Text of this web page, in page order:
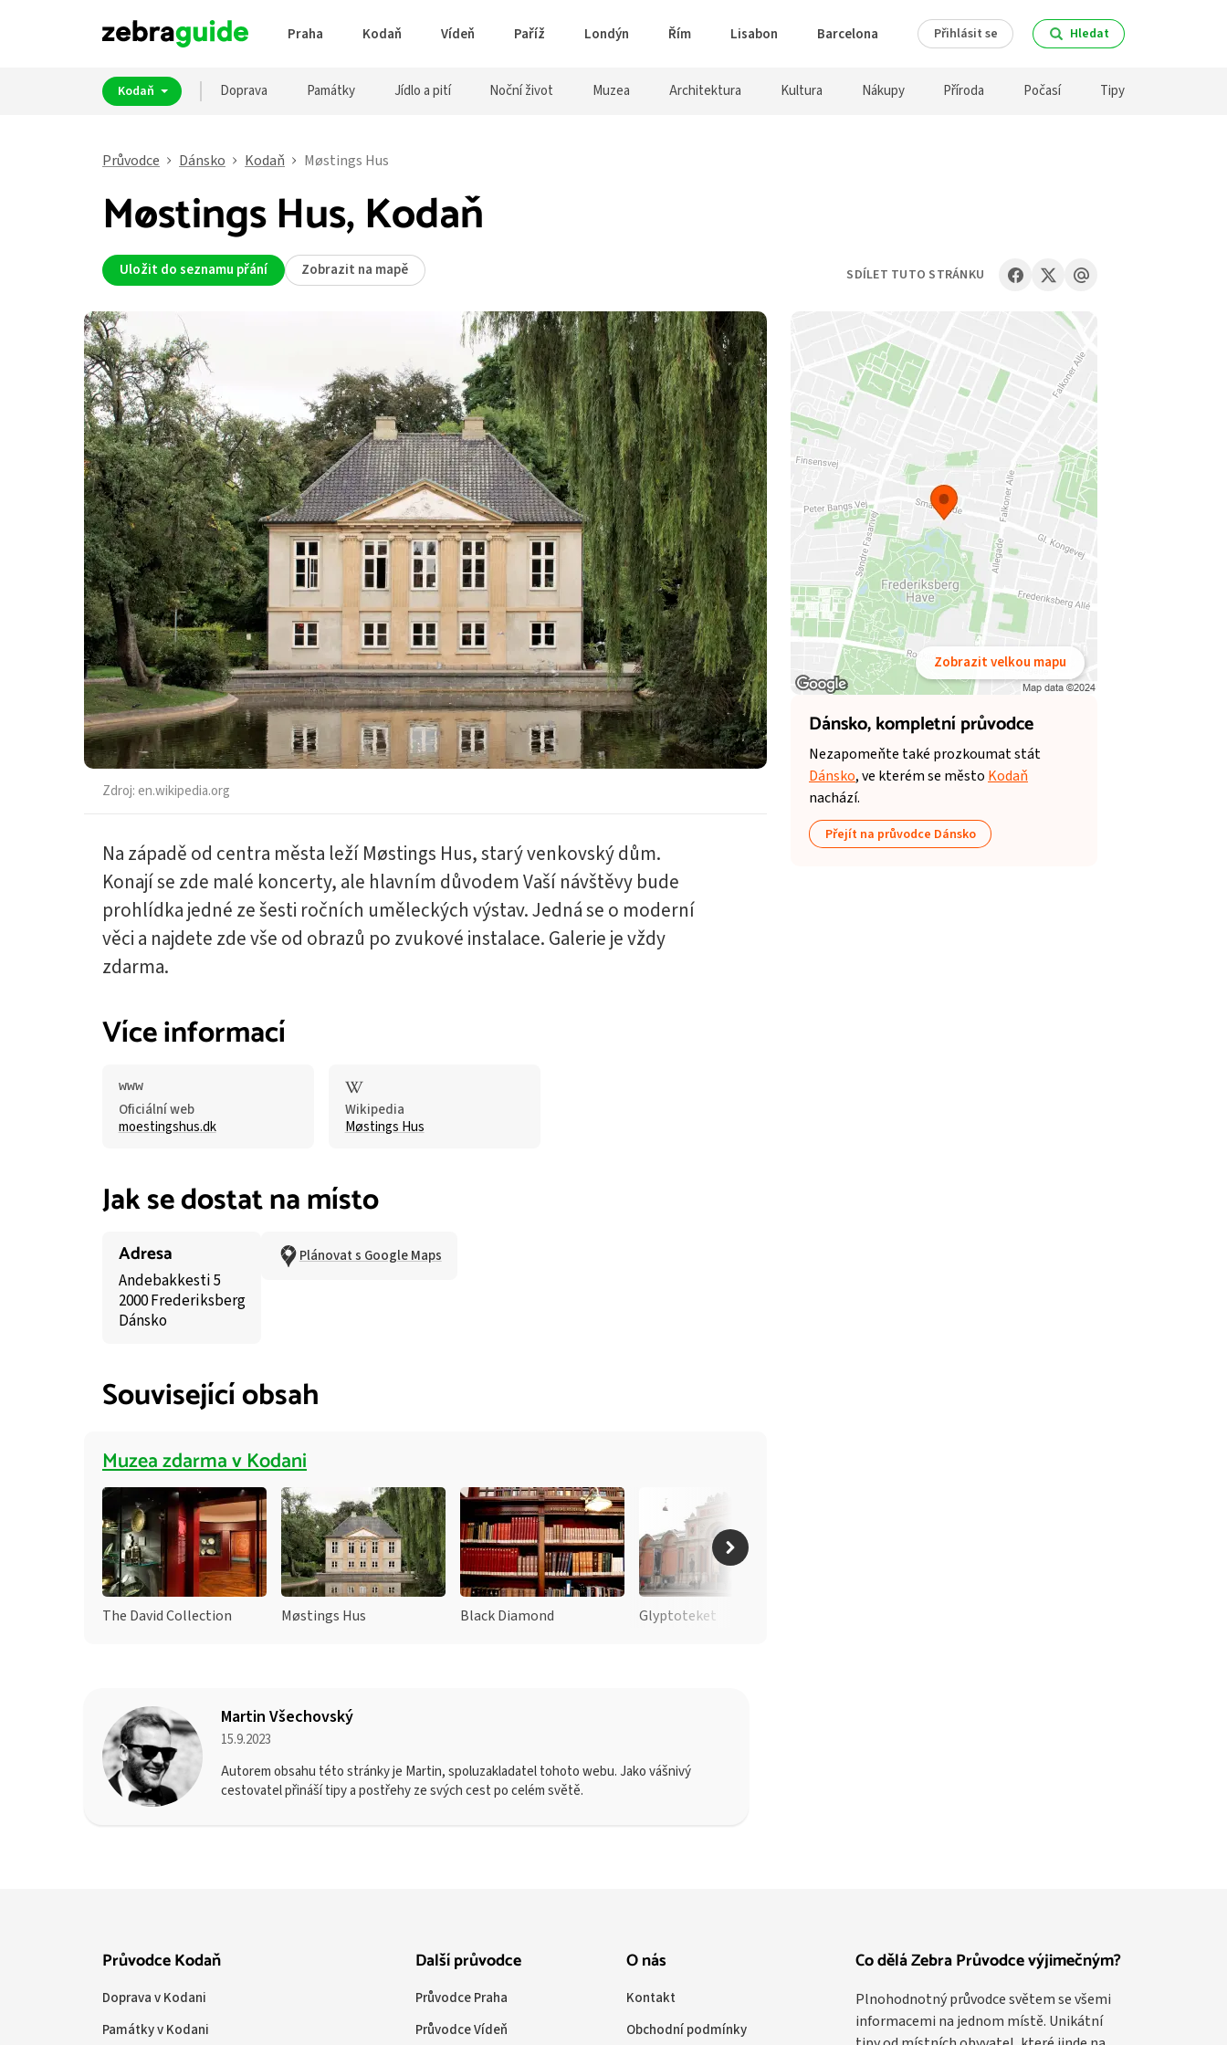
Praha Kodaň Vídeň Paříž Londýn Řím Lisabon Barcelona Přihlásit se Hledat
Kodaň Doprava Památky Jídlo a pití Noční život Muzea Architektura Kultura Nákupy Příroda Počasí Tipy
Průvodce Dánsko Kodaň Møstings Hus
Møstings Hus, Kodaň
Uložit do seznamu přání Zobrazit na mapě
Zdroj: en.wikipedia.org
Na západě od centra města leží Møstings Hus, starý venkovský dům.
Konají se zde malé koncerty, ale hlavním důvodem Vaší návštěvy bude
prohlídka jedné ze šesti ročních uměleckých výstav. Jedná se o moderní
věci a najdete zde vše od obrazů po zvukové instalace. Galerie je vždy
zdarma.
Více informací
Oficiální web
moestingshus.dk
Wikipedia
Møstings Hus
Jak se dostat na místo
Adresa
Andebakkesti 5
2000 Frederiksberg
Dánsko
Plánovat s Google Maps
Související obsah
Muzea zdarma v Kodani
The David Collection Møstings Hus Black Diamond Glyptoteket
Martin Všechovský
15.9.2023
Autorem obsahu této stránky je Martin, spoluzakladatel tohoto webu. Jako vášnivý
cestovatel přináší tipy a postřehy ze svých cest po celém světě.
Zobrazit velkou mapu
Dánsko,kompletní průvodce
Nezapomeňte také prozkoumat stát
Dánsko, ve kterém se město Kodaň
nachází.
Přejít na průvodce Dánsko
SDÍLET TUTO STRÁNKU
Co dělá Zebra Průvodce výjimečným?
Plnohodnotný průvodce světem se všemi
informacemi na jednom místě. Unikátní
Průvodce Kodaň
Doprava v Kodani
Památky v Kodani
Další průvodce
Průvodce Praha
Průvodce Vídeň
O nás
Kontakt
Obchodní podmínky